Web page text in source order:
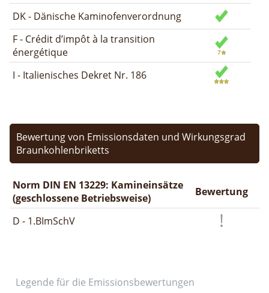
DK - Dänische Kaminofenverordnung
F - Crédit d’impôt à la transition
énergétique
I - Italienisches Dekret Nr. 186
Bewertung von Emissionsdaten und Wirkungsgrad
Braunkohlenbriketts
Norm DIN EN 13229: Kamineinsätze
(geschlossene Betriebsweise)
Bewertung
D - 1.BImSchV
Legende für die Emissionsbewertungen